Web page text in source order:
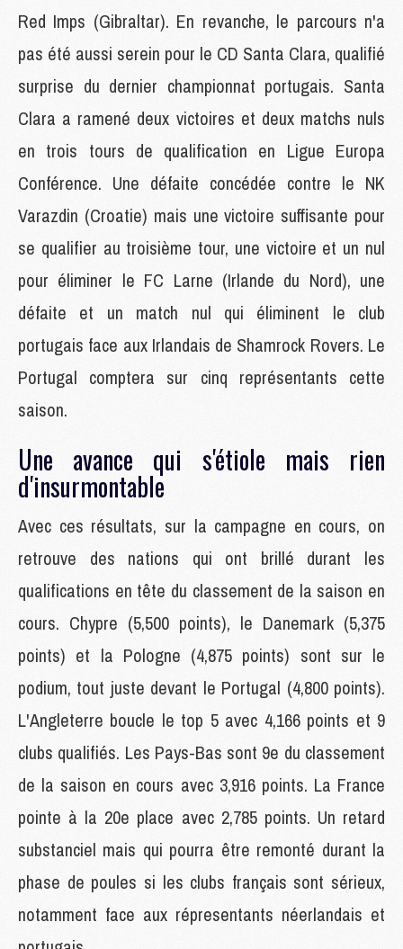
Red Imps (Gibraltar). En revanche, le parcours n'a
pas été aussi serein pour le CD Santa Clara, qualifié
surprise du dernier championnat portugais. Santa
Clara a ramené deux victoires et deux matchs nuls
en trois tours de qualification en Ligue Europa
Conférence. Une défaite concédée contre le NK
Varazdin (Croatie) mais une victoire suffisante pour
se qualifier au troisième tour, une victoire et un nul
pour éliminer le FC Larne (Irlande du Nord), une
défaite et un match nul qui éliminent le club
portugais face aux Irlandais de Shamrock Rovers. Le
Portugal comptera sur cinq représentants cette
saison.
Une avance qui s'étiole mais rien
d'insurmontable
Avec ces résultats, sur la campagne en cours, on
retrouve des nations qui ont brillé durant les
qualifications en tête du classement de la saison en
cours. Chypre (5,500 points), le Danemark (5,375
points) et la Pologne (4,875 points) sont sur le
podium, tout juste devant le Portugal (4,800 points).
L'Angleterre boucle le top 5 avec 4,166 points et 9
clubs qualifiés. Les Pays-Bas sont 9e du classement
de la saison en cours avec 3,916 points. La France
pointe à la 20e place avec 2,785 points. Un retard
substanciel mais qui pourra être remonté durant la
phase de poules si les clubs français sont sérieux,
notamment face aux répresentants néerlandais et